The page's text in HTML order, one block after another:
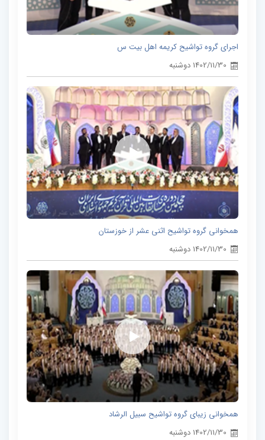
اجرای گروه تواشیح کریمه اهل بیت س
1402/11/30 دوشنبه
همخوانی گروه تواشیح اثنی عشر از خوزستان
1402/11/30 دوشنبه
همخوانی زیبای گروه تواشیح سبیل الرشاد
1402/11/30 دوشنبه